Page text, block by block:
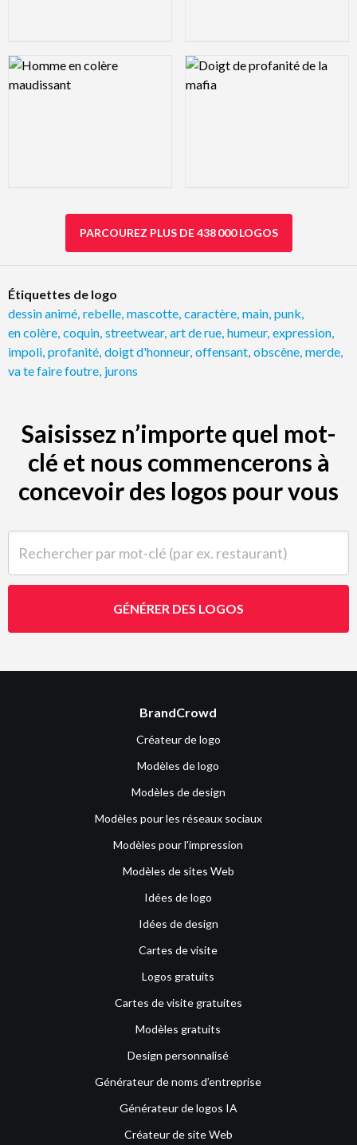
Logo Preview Image Logo Preview Image
PARCOUREZ PLUS DE 438 000 LOGOS
Étiquettes de logo
dessin animé rebelle mascotte caractère main punk
en colère coquin streetwear, art de rue humeur, expression
impoli profanité doigt d'honneur, offensant obscène merde
va te faire foutre jurons
Saisissez n’importe quel mot-
clé et nous commencerons à
concevoir des logos pour vous
GÉNÉRER DES LOGOS
BrandCrowd
Créateur de logo
Modèles de logo
Modèles de design
Modèles pour les réseaux sociaux
Modèles pour l'impression
Modèles de sites Web
Idées de logo
Idées de design
Cartes de visite
Logos gratuits
Cartes de visite gratuites
Modèles gratuits
Design personnalisé
Générateur de noms d’entreprise
Générateur de logos IA
Créateur de site Web